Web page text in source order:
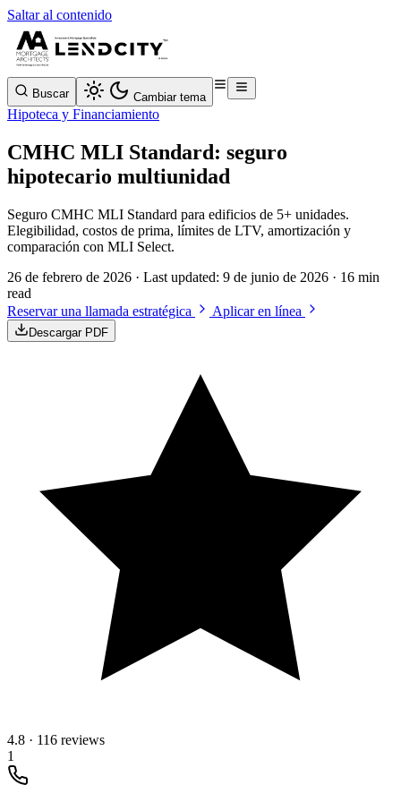
Saltar al contenido
Buscar Cambiar tema
Hipoteca y Financiamiento
CMHC MLI Standard: seguro
hipotecario multiunidad
Seguro CMHC MLI Standard para edificios de 5+ unidades.
Elegibilidad, costos de prima, límites de LTV, amortización y
comparación con MLI Select.
26 de febrero de 2026 · Last updated: 9 de junio de 2026 · 16 min
read
Reservar una llamada estratégica
Aplicar en línea
Descargar PDF
4.8 · 116 reviews
1